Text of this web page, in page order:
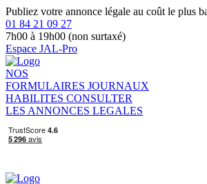
Publiez votre annonce légale au coût le plus
01 84 21 09 27
7h00 à 19h00 (non surtaxé)
Espace JAL-Pro
NOS
FORMULAIRES JOURNAUX
HABILITES CONSULTER
LES ANNONCES LEGALES